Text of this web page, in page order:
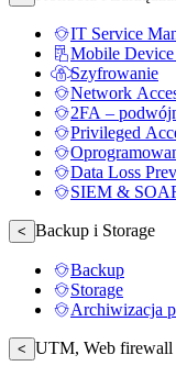
IT Service
Mobile Device
Szyfrowanie
Network
2FA –
Privileged
Data Loss
SIEM &
< Backup i Storage
Backup
Storage
Archiwizacja
< UTM, Web firewall